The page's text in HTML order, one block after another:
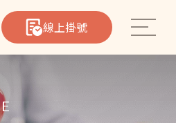
線上掛號